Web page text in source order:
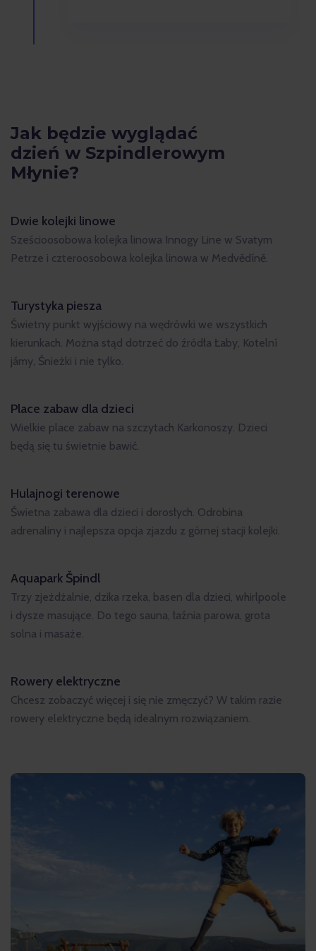
Jak będzie wyglądać
dzień w Szpindlerowym
Młynie?
Dwie kolejki linowe
Sześcioosobowa kolejka linowa Innogy Line w Svatym
Petrze i czteroosobowa kolejka linowa w Medvědíně.
Turystyka piesza
Świetny punkt wyjściowy na wędrówki we wszystkich
kierunkach. Można stąd dotrzeć do źródła Łaby, Kotelní
jámy, Śnieżki i nie tylko.
Place zabaw dla dzieci
Wielkie place zabaw na szczytach Karkonoszy. Dzieci
będą się tu świetnie bawić.
Hulajnogi terenowe
Świetna zabawa dla dzieci i dorosłych. Odrobina
adrenaliny i najlepsza opcja zjazdu z górnej stacji kolejki.
Aquapark Špindl
Trzy zjeżdżalnie, dzika rzeka, basen dla dzieci, whirlpoole
i dysze masujące. Do tego sauna, łaźnia parowa, grota
solna i masaże.
Rowery elektryczne
Chcesz zobaczyć więcej i się nie zmęczyć? W takim razie
rowery elektryczne będą idealnym rozwiązaniem.